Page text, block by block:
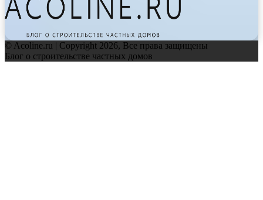
© Acoline.ru | Copyright 2026, Все права защищены
Блог о строительстве частных домов